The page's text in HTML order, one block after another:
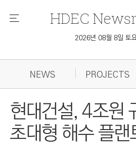
메
HDEC
2026년 08월 8일 토
NEWS PROJECTS
현대건설, 4조원
초대형 해수 플